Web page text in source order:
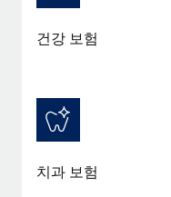
건강 보험
치과 보험